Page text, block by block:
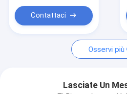
Contattaci
Osservi più
Lasciate Un